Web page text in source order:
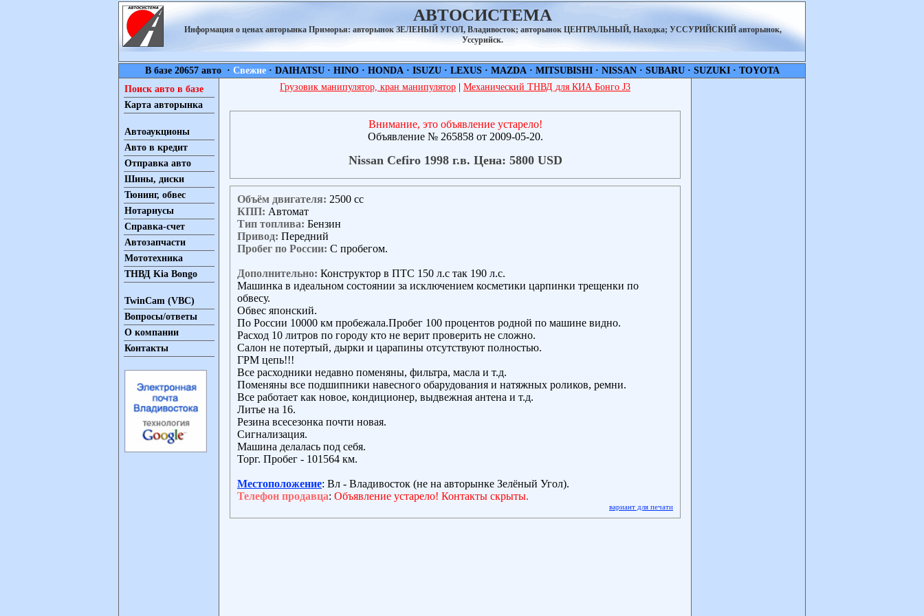
АВТОСИСТЕМА
Информация о ценах авторынка Приморья: авторынок ЗЕЛЕНЫЙ УГОЛ, Владивосток; авторынок ЦЕНТРАЛЬНЫЙ, Находка; УССУРИЙСКИЙ авторынок,
Уссурийск.
В базе 20657 авто · Свежие· DAIHATSU· HINO· HONDA· ISUZU· LEXUS· MAZDA· MITSUBISHI· NISSAN· SUBARU· SUZUKI· TOYOTA
Поиск авто в базе
Карта авторынка
Автоаукционы
Авто в кредит
Отправка авто
Шины, диски
Тюнинг, обвес
Нотариусы
Справка-счет
Автозапчасти
Мототехника
ТНВД Kia Bongo
TwinCam (VBC)
Вопросы/ответы
О компании
Контакты
Грузовик манипулятор, кран манипулятор Механический ТНВД для КИА Бонго J3
Внимание, это объявление устарело!
Объявление № 265858 от 2009-05-20.
Nissan Cefiro 1998 г.в. Цена: 5800 USD
Объём двигателя: 2500 сс
КПП: Автомат
Тип топлива: Бензин
Привод: Передний
Пробег по России: С пробегом.
Дополнительно: Конструктор в ПТС 150 л.с так 190 л.с.
Машинка в идеальном состоянии за исключением косметики царпинки трещенки по
обвесу.
Обвес японский.
По России 10000 км пробежала.Пробег 100 процентов родной по машине видно.
Расход 10 литров по городу кто не верит проверить не сложно.
Салон не потертый, дырки и царапины отсутствуют полностью.
ГРМ цепь!!!
Все расходники недавно поменяны, фильтра, масла и т.д.
Поменяны все подшипники навесного обарудования и натяжных роликов, ремни.
Все работает как новое, кондиционер, выдвежная антена и т.д.
Литье на 16.
Резина всесезонка почти новая.
Сигнализация.
Машина делалась под себя.
Торг. Пробег - 101564 км.
Местоположение: Вл - Владивосток (не на авторынке Зелёный Угол).
Телефон продавца: Объявление устарело! Контакты скрыты.
вариант для печати